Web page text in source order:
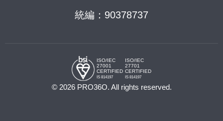
統編：90378737
ISO/IEC
27001
CERTIFIED
IS 814197
ISO/IEC
27701
CERTIFIED
IS 814197
© 2026 PRO36O. All rights reserved.